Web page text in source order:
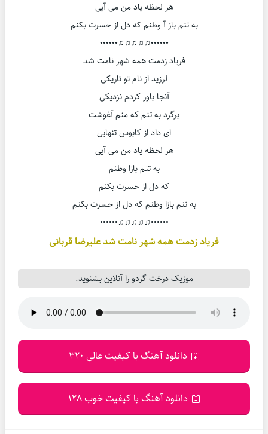
هر لحظه یاد من می آیی
به تنم باز آ وطنم که دل از حسرت بکنم
••••••♫♫♫♫♫••••••
فریاد زدمت همه شهر نامت شد
لرزید از نام تو تاریکی
آنجا باور کردم نزدیکی
برگرد به تنم که منم آغوشت
ای داد از کابوس تنهایی
هر لحظه یاد من می آیی
به تنم بازا وطنم
که دل از حسرت بکنم
به تنم بازا وطنم که دل از حسرت بکنم
••••••♫♫♫♫♫••••••
فریاد زدمت همه شهر نامت شد علیرضا قربانی
موزیک درخت گردو را آنلاین بشنوید.
دانلود آهنگ با کیفیت عالی 320
دانلود آهنگ با کیفیت خوب 128